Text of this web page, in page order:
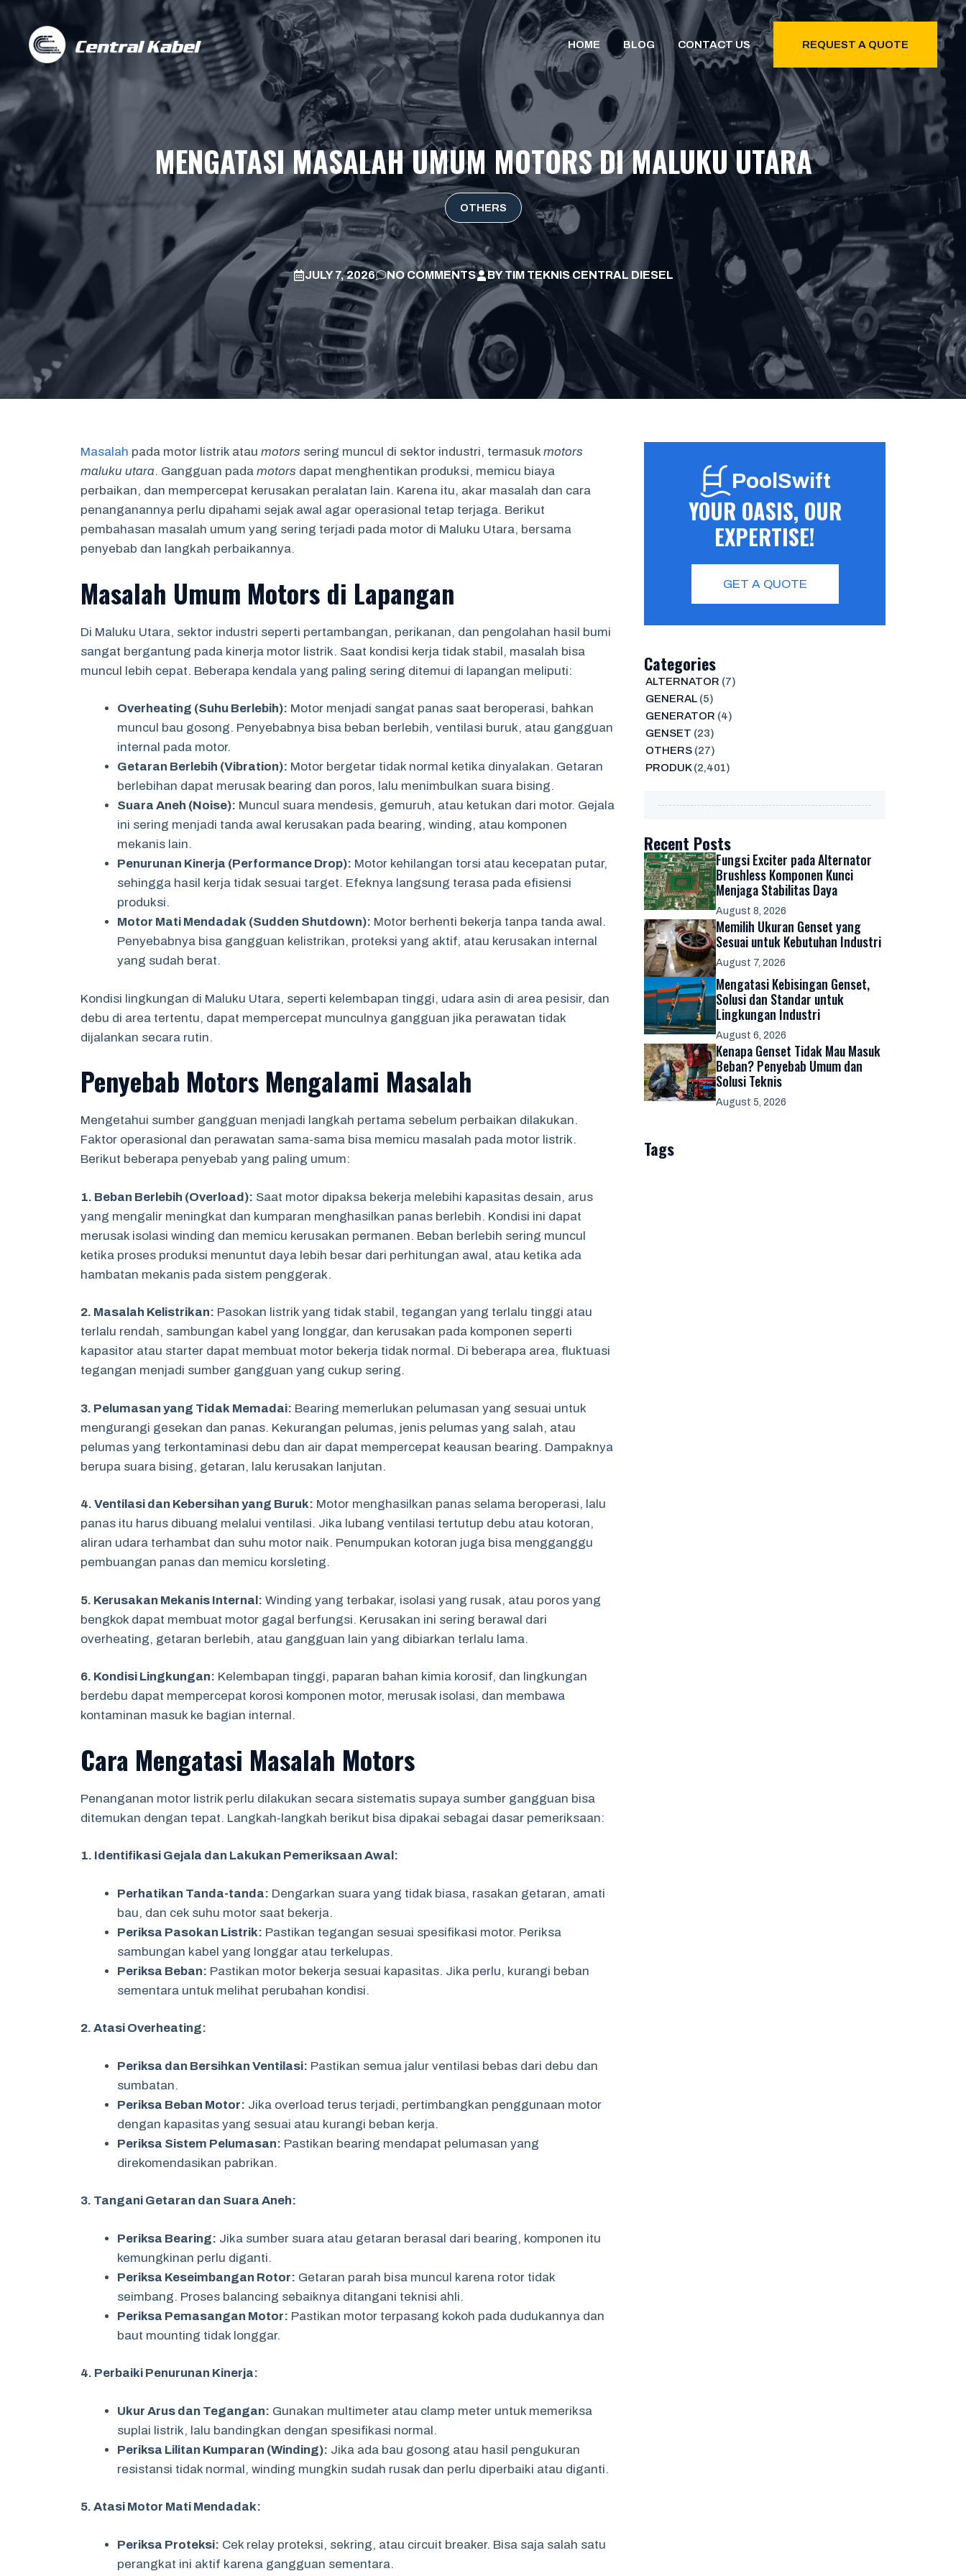
content
HOME BLOG CONTACT US REQUEST A QUOTE
MENGATASI MASALAH UMUM MOTORS DI MALUKU UTARA
OTHERS
JULY 7, 2026 NO COMMENTS BYTIM TEKNIS CENTRAL DIESEL
Masalah pada motor listrik atau motors sering muncul di sektor industri, termasuk motors
maluku utara. Gangguan pada motors dapat menghentikan produksi, memicu biaya
perbaikan, dan mempercepat kerusakan peralatan lain. Karena itu, akar masalah dan cara
penanganannya perlu dipahami sejak awal agar operasional tetap terjaga. Berikut
pembahasan masalah umum yang sering terjadi pada motor di Maluku Utara, bersama
penyebab dan langkah perbaikannya.
Masalah Umum Motors di Lapangan
Di Maluku Utara, sektor industri seperti pertambangan, perikanan, dan pengolahan hasil bumi
sangat bergantung pada kinerja motor listrik. Saat kondisi kerja tidak stabil, masalah bisa
muncul lebih cepat. Beberapa kendala yang paling sering ditemui di lapangan meliputi:
Overheating (Suhu Berlebih): Motor menjadi sangat panas saat beroperasi, bahkan
muncul bau gosong. Penyebabnya bisa beban berlebih, ventilasi buruk, atau gangguan
internal pada motor.
Getaran Berlebih (Vibration): Motor bergetar tidak normal ketika dinyalakan. Getaran
berlebihan dapat merusak bearing dan poros, lalu menimbulkan suara bising.
Suara Aneh (Noise): Muncul suara mendesis, gemuruh, atau ketukan dari motor. Gejala
ini sering menjadi tanda awal kerusakan pada bearing, winding, atau komponen
mekanis lain.
Penurunan Kinerja (Performance Drop): Motor kehilangan torsi atau kecepatan putar,
sehingga hasil kerja tidak sesuai target. Efeknya langsung terasa pada efisiensi
produksi.
Motor Mati Mendadak (Sudden Shutdown): Motor berhenti bekerja tanpa tanda awal.
Penyebabnya bisa gangguan kelistrikan, proteksi yang aktif, atau kerusakan internal
yang sudah berat.
Kondisi lingkungan di Maluku Utara, seperti kelembapan tinggi, udara asin di area pesisir, dan
debu di area tertentu, dapat mempercepat munculnya gangguan jika perawatan tidak
dijalankan secara rutin.
Penyebab Motors Mengalami Masalah
Mengetahui sumber gangguan menjadi langkah pertama sebelum perbaikan dilakukan.
Faktor operasional dan perawatan sama-sama bisa memicu masalah pada motor listrik.
Berikut beberapa penyebab yang paling umum:
1. Beban Berlebih (Overload): Saat motor dipaksa bekerja melebihi kapasitas desain, arus
yang mengalir meningkat dan kumparan menghasilkan panas berlebih. Kondisi ini dapat
merusak isolasi winding dan memicu kerusakan permanen. Beban berlebih sering muncul
ketika proses produksi menuntut daya lebih besar dari perhitungan awal, atau ketika ada
hambatan mekanis pada sistem penggerak.
2. Masalah Kelistrikan: Pasokan listrik yang tidak stabil, tegangan yang terlalu tinggi atau
terlalu rendah, sambungan kabel yang longgar, dan kerusakan pada komponen seperti
kapasitor atau starter dapat membuat motor bekerja tidak normal. Di beberapa area, fluktuasi
tegangan menjadi sumber gangguan yang cukup sering.
3. Pelumasan yang Tidak Memadai: Bearing memerlukan pelumasan yang sesuai untuk
mengurangi gesekan dan panas. Kekurangan pelumas, jenis pelumas yang salah, atau
pelumas yang terkontaminasi debu dan air dapat mempercepat keausan bearing. Dampaknya
berupa suara bising, getaran, lalu kerusakan lanjutan.
4. Ventilasi dan Kebersihan yang Buruk: Motor menghasilkan panas selama beroperasi, lalu
panas itu harus dibuang melalui ventilasi. Jika lubang ventilasi tertutup debu atau kotoran,
aliran udara terhambat dan suhu motor naik. Penumpukan kotoran juga bisa mengganggu
pembuangan panas dan memicu korsleting.
5. Kerusakan Mekanis Internal: Winding yang terbakar, isolasi yang rusak, atau poros yang
bengkok dapat membuat motor gagal berfungsi. Kerusakan ini sering berawal dari
overheating, getaran berlebih, atau gangguan lain yang dibiarkan terlalu lama.
6. Kondisi Lingkungan: Kelembapan tinggi, paparan bahan kimia korosif, dan lingkungan
berdebu dapat mempercepat korosi komponen motor, merusak isolasi, dan membawa
kontaminan masuk ke bagian internal.
Cara Mengatasi Masalah Motors
Penanganan motor listrik perlu dilakukan secara sistematis supaya sumber gangguan bisa
ditemukan dengan tepat. Langkah-langkah berikut bisa dipakai sebagai dasar pemeriksaan:
1. Identifikasi Gejala dan Lakukan Pemeriksaan Awal:
Perhatikan Tanda-tanda: Dengarkan suara yang tidak biasa, rasakan getaran, amati
bau, dan cek suhu motor saat bekerja.
Periksa Pasokan Listrik: Pastikan tegangan sesuai spesifikasi motor. Periksa
sambungan kabel yang longgar atau terkelupas.
Periksa Beban: Pastikan motor bekerja sesuai kapasitas. Jika perlu, kurangi beban
sementara untuk melihat perubahan kondisi.
2. Atasi Overheating:
Periksa dan Bersihkan Ventilasi: Pastikan semua jalur ventilasi bebas dari debu dan
sumbatan.
Periksa Beban Motor: Jika overload terus terjadi, pertimbangkan penggunaan motor
dengan kapasitas yang sesuai atau kurangi beban kerja.
Periksa Sistem Pelumasan: Pastikan bearing mendapat pelumasan yang
direkomendasikan pabrikan.
3. Tangani Getaran dan Suara Aneh:
Periksa Bearing: Jika sumber suara atau getaran berasal dari bearing, komponen itu
kemungkinan perlu diganti.
Periksa Keseimbangan Rotor: Getaran parah bisa muncul karena rotor tidak
seimbang. Proses balancing sebaiknya ditangani teknisi ahli.
Periksa Pemasangan Motor: Pastikan motor terpasang kokoh pada dudukannya dan
baut mounting tidak longgar.
4. Perbaiki Penurunan Kinerja:
Ukur Arus dan Tegangan: Gunakan multimeter atau clamp meter untuk memeriksa
suplai listrik, lalu bandingkan dengan spesifikasi normal.
Periksa Lilitan Kumparan (Winding): Jika ada bau gosong atau hasil pengukuran
resistansi tidak normal, winding mungkin sudah rusak dan perlu diperbaiki atau diganti.
5. Atasi Motor Mati Mendadak:
Periksa Proteksi: Cek relay proteksi, sekring, atau circuit breaker. Bisa saja salah satu
perangkat ini aktif karena gangguan sementara.
PoolSwift
YOUR OASIS, OUR
EXPERTISE!
GET A QUOTE
Categories
ALTERNATOR (7)
GENERAL(5)
GENERATOR (4)
GENSET (23)
OTHERS(27)
PRODUK(2,401)
Recent Posts
Fungsi Exciter pada Alternator
Brushless Komponen Kunci
Menjaga Stabilitas Daya
August 8, 2026
Memilih Ukuran Genset yang
Sesuai untuk Kebutuhan Industri
August 7, 2026
Mengatasi Kebisingan Genset,
Solusi dan Standar untuk
Lingkungan Industri
August 6, 2026
Kenapa Genset Tidak Mau Masuk
Beban? Penyebab Umum dan
Solusi Teknis
August 5, 2026
Tags